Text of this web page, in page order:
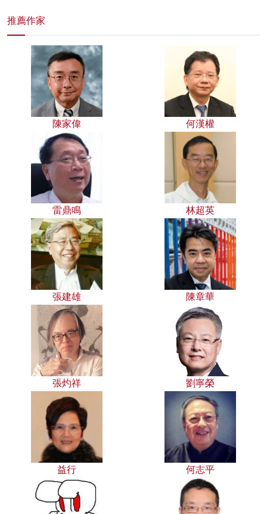
推薦作家
陳家偉 何漢權
雷鼎鳴 林超英
張建雄 陳章華
張灼祥 劉寧榮
益行 何志平